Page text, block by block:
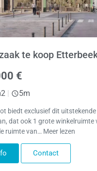
te koop
€
| 5m
biedt exclusief dit
dat ook 1 grote winkelruimte
ruimte van… Meer lezen
Contact